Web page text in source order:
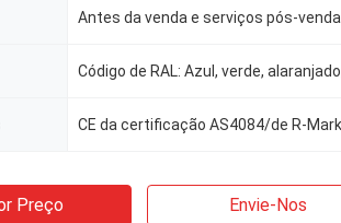
Antes da venda e serviços pós-venda
Preço Envie-Nos